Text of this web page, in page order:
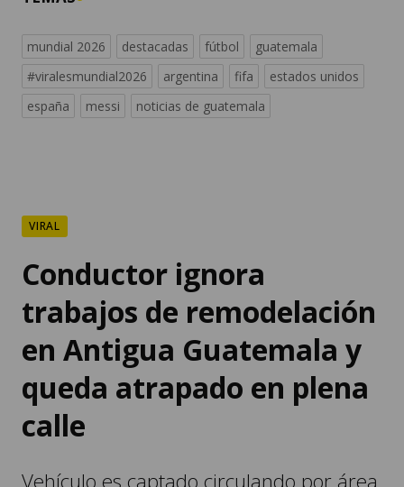
mundial 2026 destacadas fútbol
guatemala
#viralesmundial2026
argentina fifa
estados unidos
españa
messi noticias de guatemala
VIRAL
Conductor ignora
trabajos de remodelación
en Antigua Guatemala y
queda atrapado en plena
calle
Vehículo es captado circulando por área